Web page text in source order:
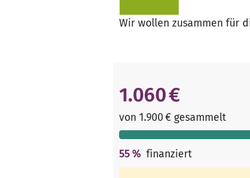
Wir wollen zusammen für
1.060 €
von 1.900 € gesammelt
55% finanziert